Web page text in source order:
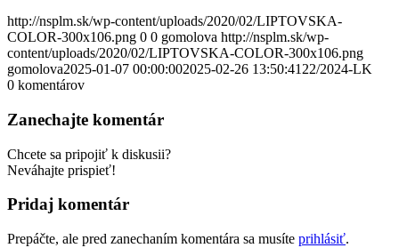
http://nsplm.sk/wp-content/uploads/2020/02/LIPTOVSKA-
COLOR-300x106.png 0 0 gomolova http://nsplm.sk/wp-
content/uploads/2020/02/LIPTOVSKA-COLOR-300x106.png
gomolova2025-01-07 00:00:002025-02-26 13:50:41 22/2024-LK
0 komentárov
Zanechajte komentár
Chcete sa pripojiť k diskusii?
Neváhajte prispieť!
Pridaj komentár
Prepáčte, ale pred zanechaním komentára sa musíte prihlásiť.